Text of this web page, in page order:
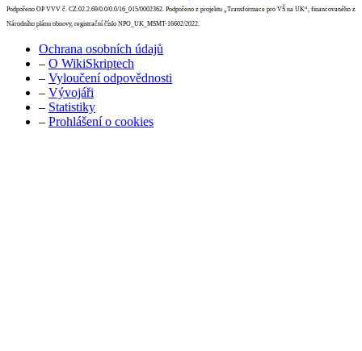
Podpořeno OP VVV č. CZ.02.2.69/0.0/0.0/16_015/0002362. Podpořeno z projektu „Transformace pro VŠ na UK“, financovaného z
Národního plánu obnovy, registrační číslo NPO_UK_MSMT-16602/2022.
Ochrana osobních údajů
– O WikiSkriptech
– Vyloučení odpovědnosti
– Vývojáři
– Statistiky
– Prohlášení o cookies